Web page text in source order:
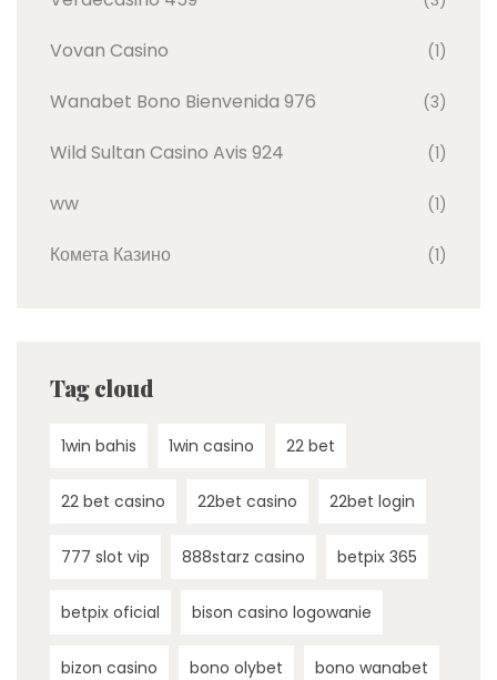
Vovan Casino (1)
Wanabet Bono Bienvenida 976 (3)
Wild Sultan Casino Avis 924 (1)
ww (1)
Комета Казино (1)
Tag cloud
1win bahis 1win casino 22 bet
22 bet casino 22bet casino 22bet login
777 slot vip 888starz casino betpix 365
betpix oficial bison casino logowanie
bizon casino bono olybet bono wanabet